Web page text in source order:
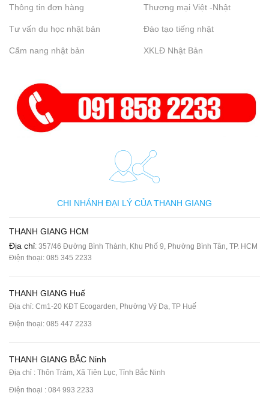
Thông tin đơn hàng Thương mại Việt -Nhật
Tư vấn du học nhật bản Đào tạo tiếng nhật
Cẩm nang nhật bản XKLĐ Nhật Bản
CHI NHÁNH ĐẠI LÝ CỦA THANH GIANG
THANH GIANG HCM
Địa chỉ: 357/46 Đường Bình Thành, Khu Phố 9, Phường Bình Tân, TP. HCM
Điện thoại: 085 345 2233
THANH GIANG Huế
Địa chỉ: Cm1-20 KĐT Ecogarden, Phường Vỹ Dạ, TP Huế
Điện thoại: 085 447 2233
THANH GIANG BẮC Ninh
Địa chỉ : Thôn Trám, Xã Tiên Lục, Tỉnh Bắc Ninh
Điện thoại : 084 993 2233